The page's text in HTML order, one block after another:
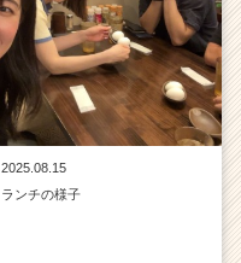
2025.08.15
ランチの様子